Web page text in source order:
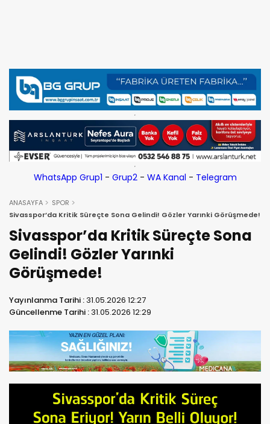
WhatsApp Grup1 - Grup2- WA Kanal - Telegram
ANASAYFA
SPOR
Sivasspor’da Kritik Süreçte Sona Gelindi! Gözler Yarınki Görüşmede!
Sivasspor’da Kritik Süreçte Sona
Gelindi! Gözler Yarınki
Görüşmede!
Yayınlanma Tarihi :31.05.2026 12:27
Güncellenme Tarihi :31.05.2026 12:29